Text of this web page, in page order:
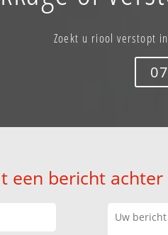
Zoekt u riool verstopt
een bericht